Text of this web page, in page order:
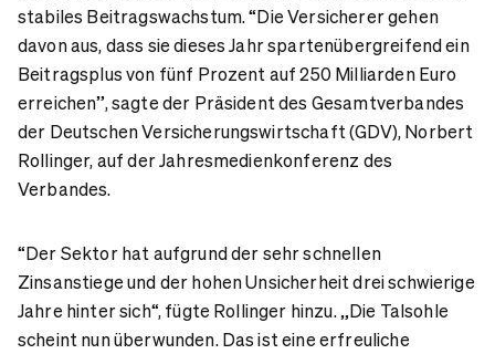
stabiles Beitragswachstum. “Die Versicherer gehen
davon aus, dass sie dieses Jahr spartenübergreifend ein
Beitragsplus von fünf Prozent auf 250 Milliarden Euro
erreichen”, sagte der Präsident des Gesamtverbandes
der Deutschen Versicherungswirtschaft (GDV), Norbert
Rollinger, auf der Jahresmedienkonferenz des
Verbandes.
“Der Sektor hat aufgrund der sehr schnellen
Zinsanstiege und der hohen Unsicherheit drei schwierige
Jahre hinter sich“, fügte Rollinger hinzu. „Die Talsohle
scheint nun überwunden. Das ist eine erfreuliche